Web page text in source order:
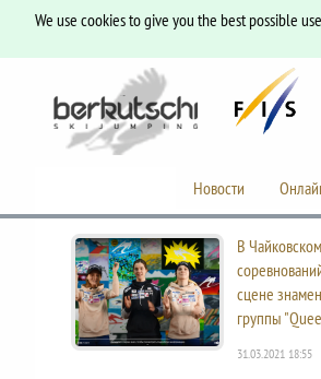
We use cookies to give you the best possible
Новости
В
сцене
группы
31.03.2021 18:55